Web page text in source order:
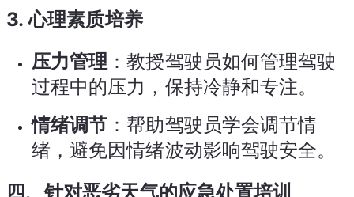
3.心理素质培养
压力管理 ：教授驾驶员如何管理驾驶
过程中的压力，保持冷静和专注。
情绪调节 ：帮助驾驶员学会调节情
绪，避免因情绪波动影响驾驶安全。
四、针对恶劣天气的应急处置培训